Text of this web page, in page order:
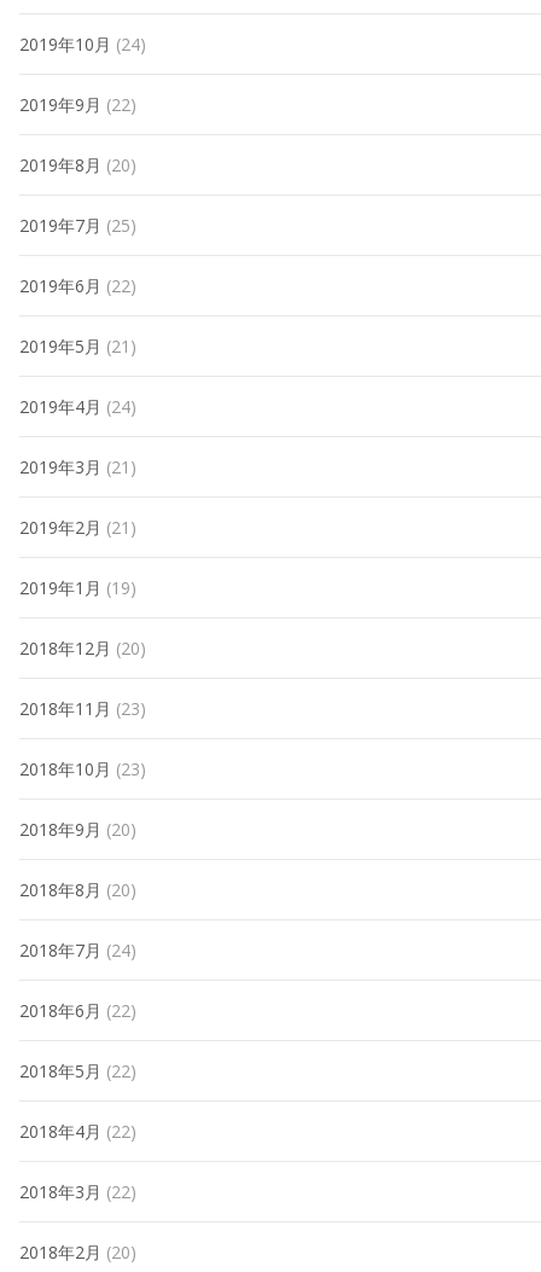
2019年10月 (24)
2019年9月 (22)
2019年8月 (20)
2019年7月 (25)
2019年6月 (22)
2019年5月 (21)
2019年4月 (24)
2019年3月 (21)
2019年2月 (21)
2019年1月 (19)
2018年12月 (20)
2018年11月 (23)
2018年10月 (23)
2018年9月 (20)
2018年8月 (20)
2018年7月 (24)
2018年6月 (22)
2018年5月 (22)
2018年4月 (22)
2018年3月 (22)
2018年2月 (20)